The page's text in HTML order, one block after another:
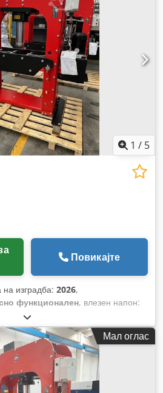
1 / 5
Повикајте
на изградба: 2026,
функционален, влезен напон:
, притисна сила:
/ прирачник,
Мал оглас